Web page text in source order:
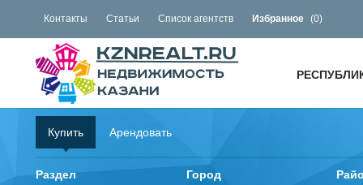
Контакты Статьи Список агентств Избранное (0)
Купить Арендовать
Раздел Город